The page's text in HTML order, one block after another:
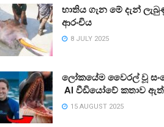
භාතිය ගැන මේ දැන්
ආරංචිය
8 JULY 2025
ලෝකයේම වෛරල් වූ
AI වීඩියෝවේ කතාව
15 AUGUST 2025